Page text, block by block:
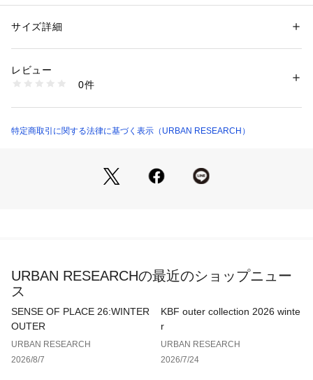
※商品画像は、光の当たり具合やパソコンなどの閲覧環境によ
り、実際の色味と異なって見える場合がございます。予めご了
や在庫状況の確認が可能です。
お買い物リストの管理にぜひご利用ください。
光沢 : なし
ポケット : なし
性別：レディース
素材：レーヨン67% アクリル23% ポリウレタン10%
洗濯：-
※詳しい洗濯方法については、商品の品質表示タグをご覧ください
KBA7-21J240 （ショップ）
サイズ詳細
レビュー
0件
特定商取引に関する法律に基づく表示（URBAN RESEARCH）
URBAN RESEARCHの最近のショップニュー
ス
SENSE OF PLACE 26:WINTER
OUTER
URBAN RESEARCH
2026/8/7
KBF outer collection 2026 winte
r
URBAN RESEARCH
2026/7/24